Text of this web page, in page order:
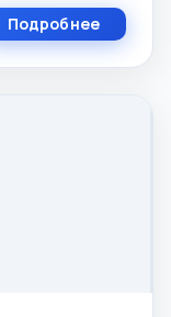
Подробнее